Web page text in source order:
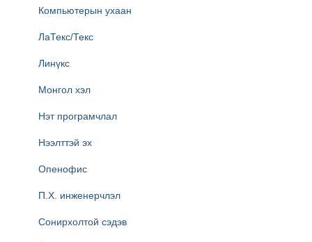
Компьютерын ухаан
ЛаТекс/Текс
Линүкс
Монгол хэл
Нэт програмчлал
Нээлттэй эх
Опенофис
П.Х. инженерчлэл
Сонирхолтой сэдэв